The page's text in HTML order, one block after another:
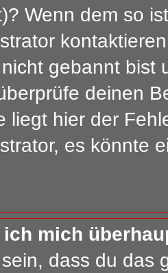
Wenn dem so
gebannt bist
deinen
liegt hier der
es könnte
ich mich
dass du das